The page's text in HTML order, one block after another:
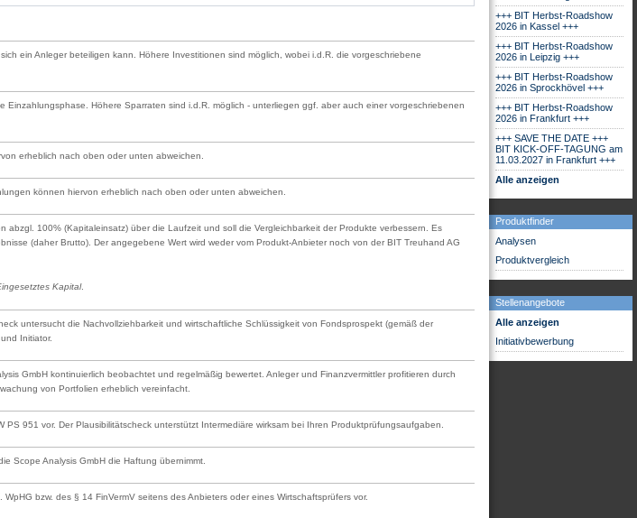
+++ BIT Herbst-Roadshow
2026 in Kassel +++
+++ BIT Herbst-Roadshow
2026 in Leipzig +++
+++ BIT Herbst-Roadshow
2026 in Sprockhövel +++
+++ BIT Herbst-Roadshow
2026 in Frankfurt +++
+++ SAVE THE DATE +++
BIT KICK-OFF-TAGUNG am
11.03.2027 in Frankfurt +++
Alle anzeigen
Produktfinder
Analysen
Produktvergleich
Stellenangebote
Alle anzeigen
Initiativbewerbung
ein Anleger beteiligen kann. Höhere Investitionen sind möglich, wobei i.d.R. die vorgeschriebene
Höhere Sparraten sind i.d.R. möglich - unterliegen ggf. aber auch einer vorgeschriebenen
erheblich nach oben oder unten abweichen.
können hiervon erheblich nach oben oder unten abweichen.
100% (Kapitaleinsatz) über die Laufzeit und soll die Vergleichbarkeit der Produkte verbessern. Es
(daher Brutto). Der angegebene Wert wird weder vom Produkt-Anbieter noch von der BIT Treuhand AG
Kapital.
untersucht die Nachvollziehbarkeit und wirtschaftliche Schlüssigkeit von Fondsprospekt (gemäß der
Initiator.
GmbH kontinuierlich beobachtet und regelmäßig bewertet. Anleger und Finanzvermittler profitieren durch
von Portfolien erheblich vereinfacht.
951 vor. Der Plausibilitätscheck unterstützt Intermediäre wirksam bei Ihren Produktprüfungsaufgaben.
Scope Analysis GmbH die Haftung übernimmt.
bzw. des § 14 FinVermV seitens des Anbieters oder eines Wirtschaftsprüfers vor.